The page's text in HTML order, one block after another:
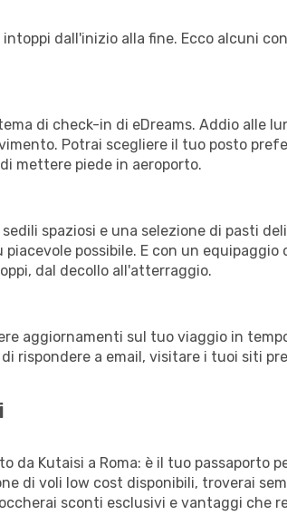
dall'inizio alla fine. Ecco alcuni
di check-in di eDreams. Addio alle
Potrai scegliere il tuo posto
mettere piede in aeroporto.
spaziosi e una selezione di pasti
possibile. E con un
dal decollo all'atterraggio.
aggiornamenti sul tuo viaggio in
rispondere a email, visitare i tuoi siti
Kutaisi a Roma: è il tuo passaporto
di voli low cost disponibili, troverai
sconti esclusivi e vantaggi che